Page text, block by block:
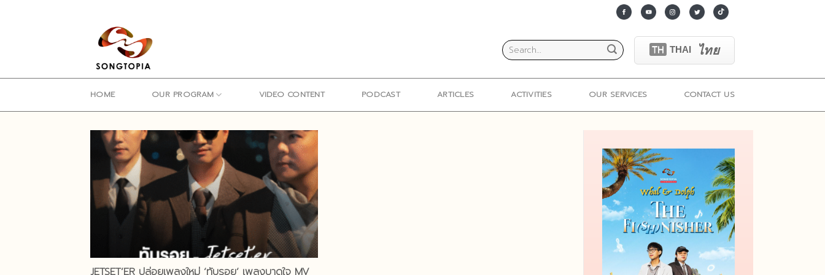
TH THAI ไทย
HOME OUR PROGRAM VIDEO CONTENT PODCAST ARTICLES ACTIVITIES OUR SERVICES CONTACT US
JETSET’ER ปล่อยเพลงใหม่ ‘ทับรอย’ เพลงบาดใจ MV